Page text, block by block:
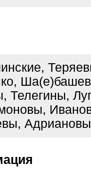
Телегины,